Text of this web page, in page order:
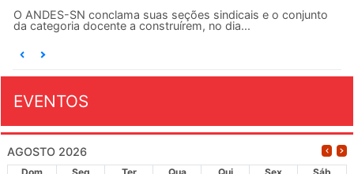
O ANDES-SN conclama suas seções sindicais e o conjunto
da categoria docente a construírem, no dia...
EVENTOS
AGOSTO 2026